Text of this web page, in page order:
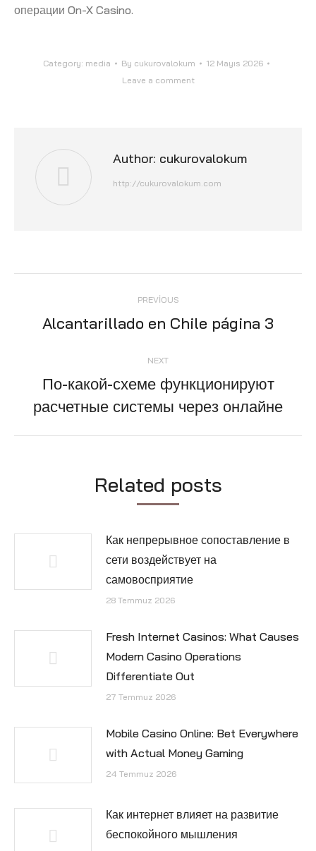
операции On-X Casino.
Category: media By cukurovalokum
12 Mayıs 2026
Leave a comment
Author: cukurovalokum
http://cukurovalokum.com
navigation
PREVIOUS
Previous
Alcantarillado en Chile página 3
NEXT
Next
post:
По-какой-схеме функционируют
расчетные системы через онлайне
Related posts
Как непрерывное сопоставление в
сети воздействует на
самовосприятие
28 Temmuz 2026
Fresh Internet Casinos: What Causes
Modern Casino Operations
Differentiate Out
27 Temmuz 2026
Mobile Casino Online: Bet Everywhere
with Actual Money Gaming
24 Temmuz 2026
Как интернет влияет на развитие
беспокойного мышления